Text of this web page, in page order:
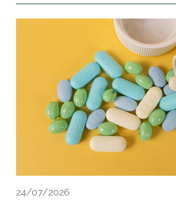
24/07/2026